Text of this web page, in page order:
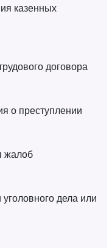
казенных
договора
о преступлении
жалоб
дела или